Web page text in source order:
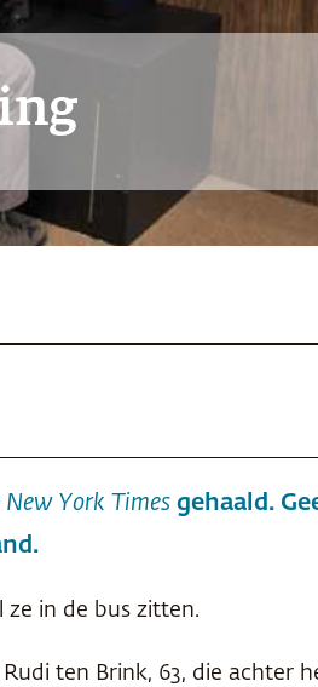
New York Times gehaald.
ze in de bus zitten.
ten Brink, 63, die achter